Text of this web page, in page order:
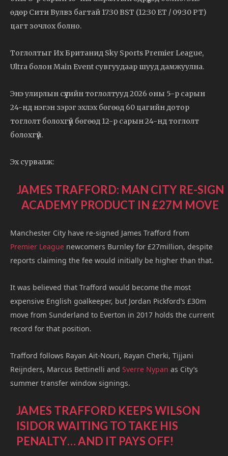
өдөр Сити Вулвз багтай 17:30 BST (12:30 ET / 09:30 PT)
цагт зочлох болно.
Тоглолтыг Их Британид Sky Sports Premier League,
Ultra болон Main Event сувгуудаар шууд дамжуулна.
Энэ улирлын сүүлийн тоглолтууд 2026 оны 5-р сарын
24-нд нэгэн зэрэг эхлэх бөгөөд 60 цагийн дотор
тоглолт болохгүй бөгөөд 12-р сарын 24-нд тоглолт
болохгүй.
Эх сурвалж:
JAMES TRAFFORD: MAN CITY RE-SIGN
ACADEMY PRODUCT IN £27M MOVE
Manchester City have re-signed James Trafford from
Premier League newcomers Burnley for £27million, despite
reports claiming the fee would initially be higher than that.
It was believed that Trafford would become the most
expensive English goalkeeper, but Jordan Pickford’s £30m
move from Sunderland to Everton in 2017 holds the current
record for that position.
Trafford follows Rayan Ait-Nouri, Rayan Cherki, Tijjani
Reijnders, Marcus Bettinelli and Sverre Nypan as City’s
summer transfer window signings.
JAMES TRAFFORD KEEPS WILSON
ISIDOR WAITING TO TAKE HIS
PENALTY… AND IT PAYS OFF!